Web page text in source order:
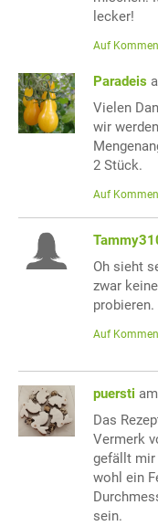
lecker!
Auf
Paradeis
Vielen
wir
2 Stück.
Auf
Oh sieht
zwar
Auf
puersti
Das
Vermerk
gefällt mir
wohl ein
sein.